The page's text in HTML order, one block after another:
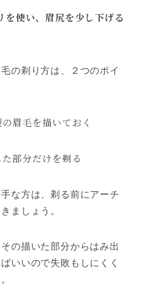
を使い、眉尻を少し下げる
の剃り方は、２つのポイ
眉毛を描いておく
部分だけを剃る
な方は、剃る前にアーチ
ましょう。
の描いた部分からはみ出
いいので失敗もしにくく